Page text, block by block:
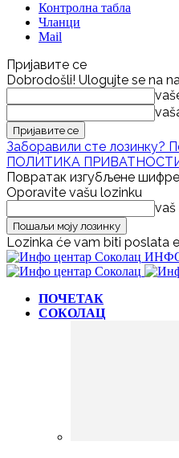
Контролна табла
Чланци
Mail
Пријавите се
Dobrodošli! Ulogujte se na
Заборавили сте лозинку?
ПОЛИТИКА
Повратак изгубљене шифре
Oporavite vašu lozinku
vaš
Lozinka će vam biti poslata
ИНФО
ПОЧЕТАК
СОКОЛАЦ